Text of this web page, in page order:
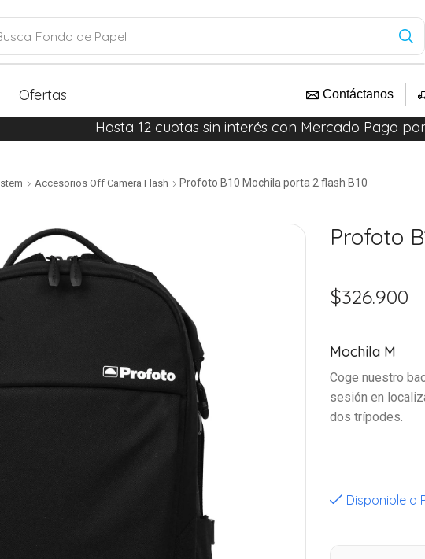
Fondo de Papel
Ofertas Contáctanos
Hasta 12 cuotas sin interés con Mercado Pago
Accesorios Off Camera Flash Profoto B10 Mochila porta 2 flash B10
Profoto
$326.900
Mochila M
Coge nuestro
sesión en
dos trípodes.
Disponible a